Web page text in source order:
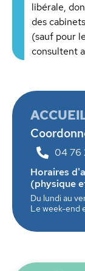
libérale,
des
(sauf pour
consultent
04 76
Horaires
(physique
Du lundi au
Le week-end